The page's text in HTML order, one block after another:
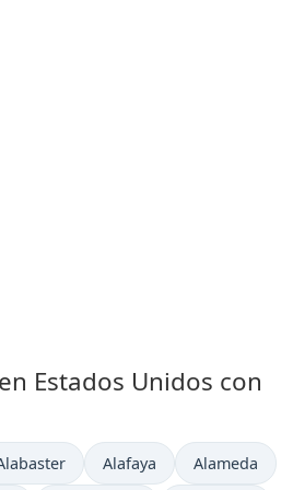
Estados Unidos con
actual enHora actual en
Alafaya Hora actual
Alameda